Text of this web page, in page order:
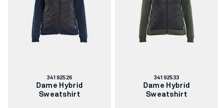
Varenummer:
34192526
Dame Hybrid
Sweatshirt
Varenummer:
34192533
Dame Hybrid
Sweatshirt